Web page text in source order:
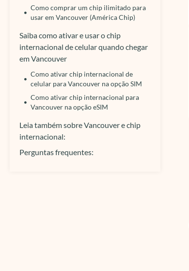
Como comprar um chip ilimitado para
usar em Vancouver (América Chip)
Saiba como ativar e usar o chip
internacional de celular quando chegar
em Vancouver
Como ativar chip internacional de
celular para Vancouver na opção SIM
Como ativar chip internacional para
Vancouver na opção eSIM
Leia também sobre Vancouver e chip
internacional:
Perguntas frequentes: